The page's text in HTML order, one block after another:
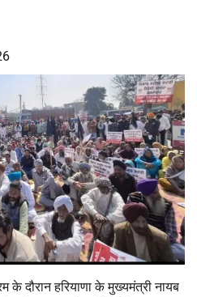
के दौरान हरियाणा के मुख्यमंत्री नायब